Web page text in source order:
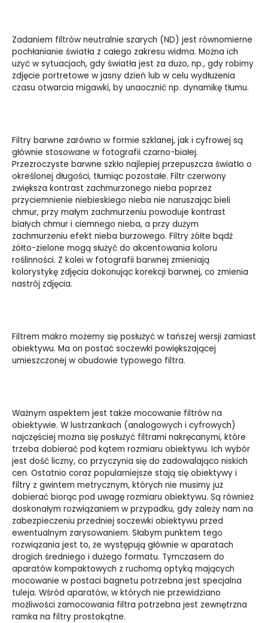
Zadaniem filtrów neutralnie szarych (ND) jest równomierne
pochłanianie światła z całego zakresu widma. Można ich
użyć w sytuacjach, gdy światła jest za dużo, np., gdy robimy
zdjęcie portretowe w jasny dzień lub w celu wydłużenia
czasu otwarcia migawki, by unaocznić np. dynamikę tłumu.
Filtry barwne zarówno w formie szklanej, jak i cyfrowej są
głównie stosowane w fotografii czarno-białej.
Przezroczyste barwne szkło najlepiej przepuszcza światło o
określonej długości, tłumiąc pozostałe. Filtr czerwony
zwiększa kontrast zachmurzonego nieba poprzez
przyciemnienie niebieskiego nieba nie naruszając bieli
chmur, przy małym zachmurzeniu powoduje kontrast
białych chmur i ciemnego nieba, a przy dużym
zachmurzeniu efekt nieba burzowego. Filtry żółte bądź
żółto-zielone mogą służyć do akcentowania koloru
roślinności. Z kolei w fotografii barwnej zmieniają
kolorystykę zdjęcia dokonując korekcji barwnej, co zmienia
nastrój zdjęcia.
Filtrem makro możemy się posłużyć w tańszej wersji zamiast
obiektywu. Ma on postać soczewki powiększającej
umieszczonej w obudowie typowego filtra.
Ważnym aspektem jest także mocowanie filtrów na
obiektywie. W lustrzankach (analogowych i cyfrowych)
najczęściej można się posłużyć filtrami nakręcanymi, które
trzeba dobierać pod kątem rozmiaru obiektywu. Ich wybór
jest dość liczny, co przyczynia się do zadowalająco niskich
cen. Ostatnio coraz popularniejsze stają się obiektywy i
filtry z gwintem metrycznym, których nie musimy już
dobierać biorąc pod uwagę rozmiaru obiektywu. Są również
doskonałym rozwiązaniem w przypadku, gdy zależy nam na
zabezpieczeniu przedniej soczewki obiektywu przed
ewentualnym zarysowaniem. Słabym punktem tego
rozwiązania jest to, że występują głównie w aparatach
drogich średniego i dużego formatu. Tymczasem do
aparatów kompaktowych z ruchomą optyką mających
mocowanie w postaci bagnetu potrzebna jest specjalna
tuleja. Wśród aparatów, w których nie przewidziano
możliwości zamocowania filtra potrzebna jest zewnętrzna
ramka na filtry prostokątne.